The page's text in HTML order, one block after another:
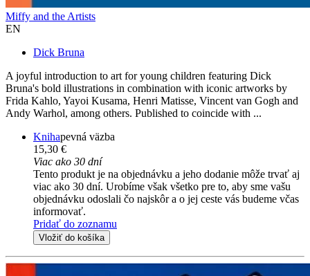
Miffy and the Artists
EN
Dick Bruna
A joyful introduction to art for young children featuring Dick
Bruna's bold illustrations in combination with iconic artworks by
Frida Kahlo, Yayoi Kusama, Henri Matisse, Vincent van Gogh and
Andy Warhol, among others. Published to coincide with ...
Knihapevná väzba
15,30 €
Viac ako 30 dní
Tento produkt je na objednávku a jeho dodanie môže trvať aj
viac ako 30 dní. Urobíme však všetko pre to, aby sme vašu
objednávku odoslali čo najskôr a o jej ceste vás budeme včas
informovať.
Pridať do zoznamu
Vložiť do košíka